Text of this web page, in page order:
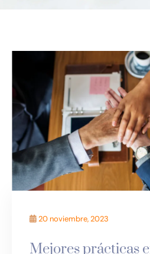
20 noviembre, 2023
Mejores prácticas